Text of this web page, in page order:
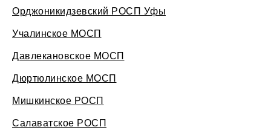
Орджоникидзевский РОСП Уфы
Учалинское МОСП
Давлекановское МОСП
Дюртюлинское МОСП
Мишкинское РОСП
Салаватское РОСП